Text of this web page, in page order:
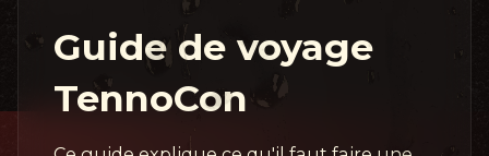
Guide de voyage
TennoCon